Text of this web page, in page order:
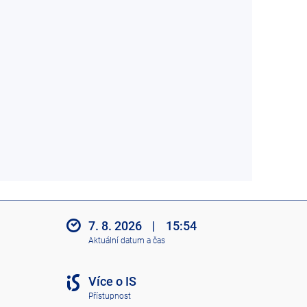
7. 8. 2026 | 15:54
Aktuální datum a čas
Více o IS
Přístupnost